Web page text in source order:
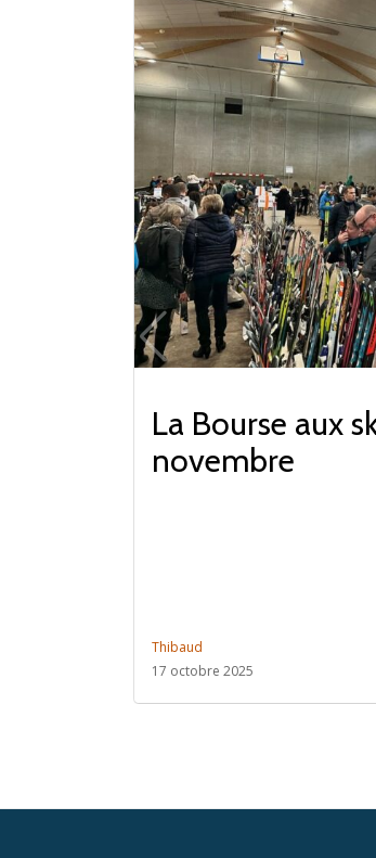
La Bourse aux
novembre
Thibaud
17 octobre 2025